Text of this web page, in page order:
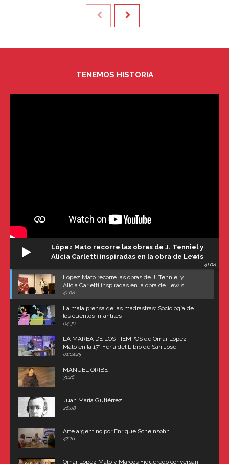
TENEMOS HISTORIA
López Mato recorre las obras de J. Tenniel y
Alicia Carletti inspiradas en la obra de Lewis
41:08
López Mato recorre las obras de J. Tenniel y
Alicia Carletti inspiradas en la obra de Lewis
Carroll
41:08
La mala prensa de las madrastras: Sociología de
los cuentos infantiles
04:30
LA MAREA DE LOS TIEMPOS de Omar López
Mato en la 17° Feria del Libro de San José
(Uruguay)
01:04:25
MANUEL ORIBE
31:28
Juan María Gutiérrez
26:08
Arte argentino por Enrique Scheinsohn
47:26
Omar López Mato y Marcos Figueredo conversan